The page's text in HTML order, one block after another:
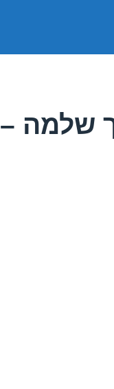
שלמה –